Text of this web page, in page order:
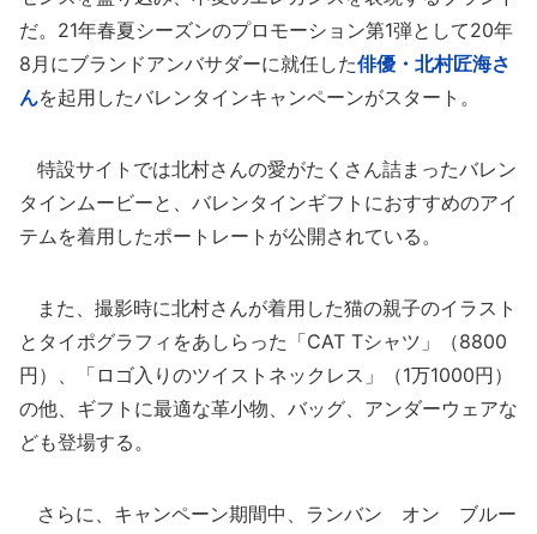
だ。21年春夏シーズンのプロモーション第1弾として20年
8月にブランドアンバサダーに就任した俳優・北村匠海さ
んを起用したバレンタインキャンペーンがスタート。
特設サイトでは北村さんの愛がたくさん詰まったバレン
タインムービーと、バレンタインギフトにおすすめのアイ
テムを着用したポートレートが公開されている。
また、撮影時に北村さんが着用した猫の親子のイラスト
とタイポグラフィをあしらった「CAT Tシャツ」（8800
円）、「ロゴ入りのツイストネックレス」（1万1000円）
の他、ギフトに最適な革小物、バッグ、アンダーウェアな
ども登場する。
さらに、キャンペーン期間中、ランバン オン ブルー